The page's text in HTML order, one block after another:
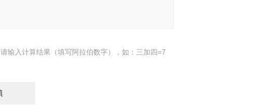
请输入计算结果（填写阿拉伯数字），如：三加四=7